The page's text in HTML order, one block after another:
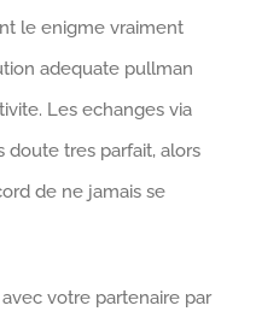
le enigme vraiment
adequate pullman
Les echanges via
doute tres parfait, alors
de ne jamais se
votre partenaire par